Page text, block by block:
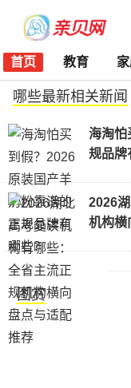
首页 教育
哪些最新相关新闻
海淘怕
规品牌
2026
机构横
图赏